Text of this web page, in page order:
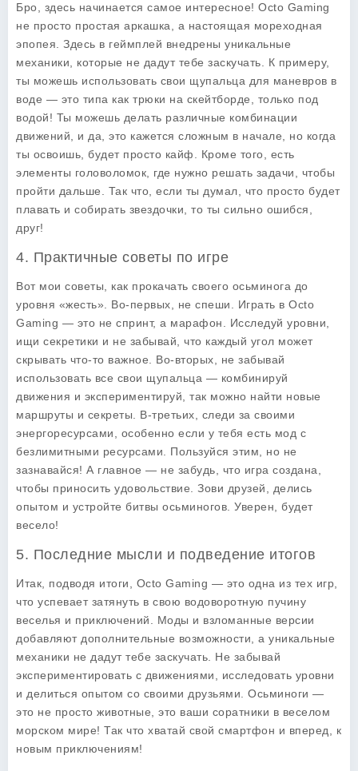
Бро, здесь начинается самое интересное! Octo Gaming
не просто простая аркашка, а настоящая мореходная
эпопея. Здесь в геймплей внедрены уникальные
механики, которые не дадут тебе заскучать. К примеру,
ты можешь использовать свои щупальца для маневров в
воде — это типа как трюки на скейтборде, только под
водой! Ты можешь делать различные комбинации
движений, и да, это кажется сложным в начале, но когда
ты освоишь, будет просто кайф. Кроме того, есть
элементы головоломок, где нужно решать задачи, чтобы
пройти дальше. Так что, если ты думал, что просто будет
плавать и собирать звездочки, то ты сильно ошибся,
друг!
4. Практичные советы по игре
Вот мои советы, как прокачать своего осьминога до
уровня «жесть». Во-первых, не спеши. Играть в Octo
Gaming — это не спринт, а марафон. Исследуй уровни,
ищи секретики и не забывай, что каждый угол может
скрывать что-то важное. Во-вторых, не забывай
использовать все свои щупальца — комбинируй
движения и экспериментируй, так можно найти новые
маршруты и секреты. В-третьих, следи за своими
энергоресурсами, особенно если у тебя есть мод с
безлимитными ресурсами. Пользуйся этим, но не
зазнавайся! А главное — не забудь, что игра создана,
чтобы приносить удовольствие. Зови друзей, делись
опытом и устройте битвы осьминогов. Уверен, будет
весело!
5. Последние мысли и подведение итогов
Итак, подводя итоги, Octo Gaming — это одна из тех игр,
что успевает затянуть в свою водоворотную пучину
веселья и приключений. Моды и взломанные версии
добавляют дополнительные возможности, а уникальные
механики не дадут тебе заскучать. Не забывай
экспериментировать с движениями, исследовать уровни
и делиться опытом со своими друзьями. Осьминоги —
это не просто животные, это ваши соратники в веселом
морском мире! Так что хватай свой смартфон и вперед, к
новым приключениям!